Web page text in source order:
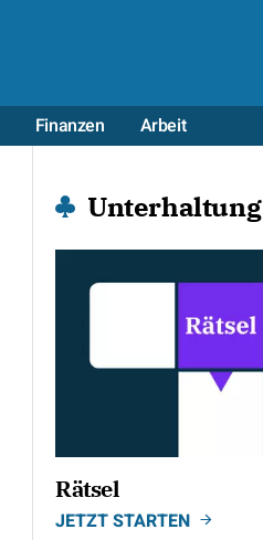
Finanzen Arbeit
Unterhaltung
Rätsel
JETZT STARTEN